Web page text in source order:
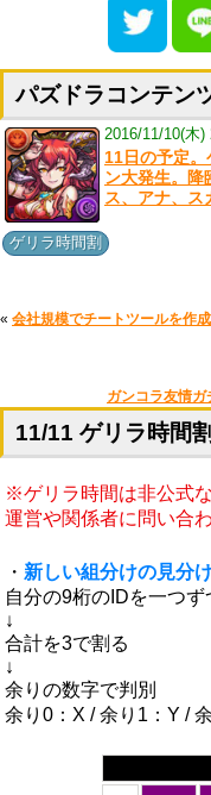
パズドラコンテン
2016/11/10(木)
11日の予定
ン大発生。降
ス、アナ、ス
ゲリラ時間割
« 会社規模でチートツールを作
ガンコラ友情
11/11 ゲリラ時間割
※ゲリラ時間は非公式
運営や関係者に問い合
・ 新しい組分けの見分
自分の9桁のIDを一つず
↓
合計を3で割る
↓
余りの数字で判別
余り0：X / 余り1：Y /